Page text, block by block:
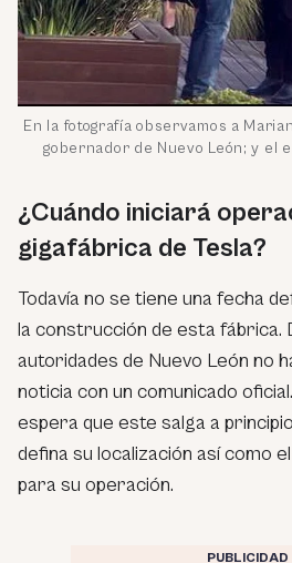
En la fotografía observamos a
gobernador de Nuevo León; y el
¿Cuándo iniciará
gigafábrica de Tesla?
Todavía no se tiene una fecha
la construcción de esta fábrica.
autoridades de Nuevo León no
noticia con un comunicado
espera que este salga a
defina su localización así como
para su operación.
PUBLICIDAD